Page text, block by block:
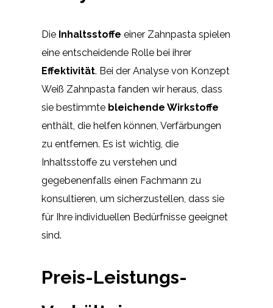
Die Inhaltsstoffe einer Zahnpasta spielen
eine entscheidende Rolle bei ihrer
Effektivität. Bei der Analyse von Konzept
Weiß Zahnpasta fanden wir heraus, dass
sie bestimmte bleichende Wirkstoffe
enthält, die helfen können, Verfärbungen
zu entfernen. Es ist wichtig, die
Inhaltsstoffe zu verstehen und
gegebenenfalls einen Fachmann zu
konsultieren, um sicherzustellen, dass sie
für Ihre individuellen Bedürfnisse geeignet
sind.
Preis-Leistungs-